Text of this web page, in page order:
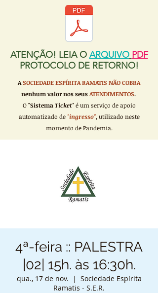
ATENÇÃO! LEIA O ARQUIVO PDF
PROTOCOLO DE RETORNO!
ASOCIEDADE ESPÍRITA RAMATISNÃO COBRA
nenhum valor nos seusATENDIMENTOS.
O "Sistema Ticket"é um serviço de apoio
automatizado de"ingresso", utilizado neste
momento de Pandemia.
4ª-feira :: PALESTRA
|02| 15h. às 16:30h.
qua., 17 de nov.
  |
Sociedade Espírita
Ramatis - S.E.R.